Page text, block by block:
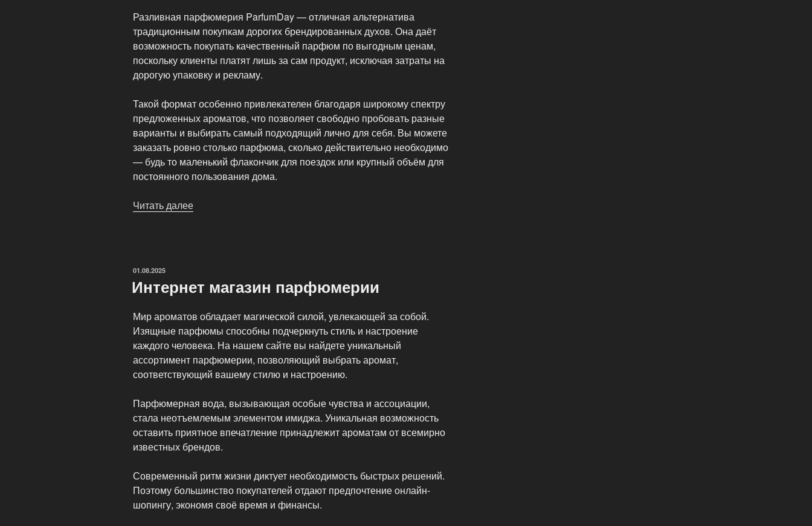
Разливная парфюмерия ParfumDay — отличная альтернатива
традиционным покупкам дорогих брендированных духов. Она даёт
возможность покупать качественный парфюм по выгодным ценам,
поскольку клиенты платят лишь за сам продукт, исключая затраты на
дорогую упаковку и рекламу.
Такой формат особенно привлекателен благодаря широкому спектру
предложенных ароматов, что позволяет свободно пробовать разные
варианты и выбирать самый подходящий лично для себя. Вы можете
заказать ровно столько парфюма, сколько действительно необходимо
— будь то маленький флакончик для поездок или крупный объём для
постоянного пользования дома.
Читать далее
ОПУБЛИКОВАНО
01.08.2025
Интернет магазин парфюмерии
Мир ароматов обладает магической силой, увлекающей за собой.
Изящные парфюмы способны подчеркнуть стиль и настроение
каждого человека. На нашем сайте вы найдете уникальный
ассортимент парфюмерии, позволяющий выбрать аромат,
соответствующий вашему стилю и настроению.
Парфюмерная вода, вызывающая особые чувства и ассоциации,
стала неотъемлемым элементом имиджа. Уникальная возможность
оставить приятное впечатление принадлежит ароматам от всемирно
известных брендов.
Современный ритм жизни диктует необходимость быстрых решений.
Поэтому большинство покупателей отдают предпочтение онлайн-
шопингу, экономя своё время и финансы.